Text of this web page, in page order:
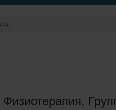
Физиотерапия,